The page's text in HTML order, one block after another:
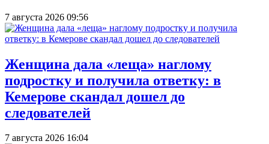
7 августа 2026 09:56
Женщина дала «леща» наглому
подростку и получила ответку: в
Кемерове скандал дошел до
следователей
7 августа 2026 16:04